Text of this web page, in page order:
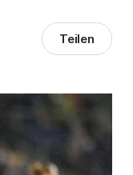
Teilen